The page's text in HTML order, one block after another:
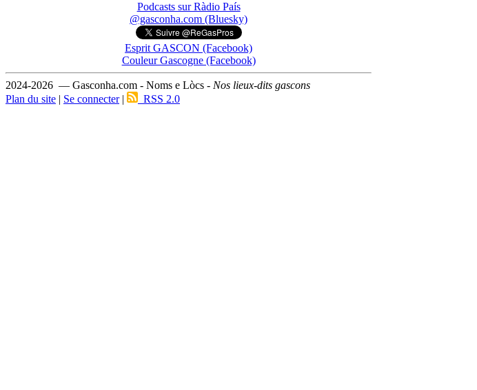
Podcasts sur Ràdio País
@gasconha.com (Bluesky)
Esprit GASCON (Facebook)
Couleur Gascogne (Facebook)
2024-2026 — Gasconha.com - Noms e Lòcs - Nos lieux-dits gascons
Plan du site | Se connecter| RSS 2.0